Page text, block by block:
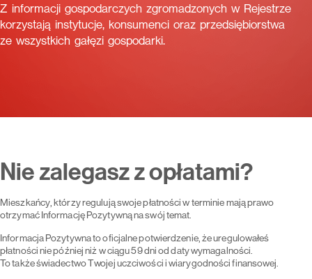
Z informacji gospodarczych zgromadzonych w Rejestrze
korzystają instytucje, konsumenci oraz przedsiębiorstwa
ze wszystkich gałęzi gospodarki.
Nie zalegasz z opłatami?
Mieszkańcy, którzy regulują swoje płatności w terminie mają prawo
otrzymać Informację Pozytywną na swój temat.
Informacja Pozytywna to oficjalne potwierdzenie, że uregulowałeś
płatności nie później niż w ciągu 59 dni od daty wymagalności.
To także świadectwo Twojej uczciwości i wiarygodności finansowej.